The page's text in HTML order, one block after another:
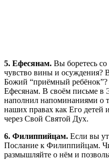
5. Ефесянам. Вы боретесь
чувство вины и осуждения?
Божий “приёмный
Ефесянам. В своём письме в
наполнил напоминаниями о
наших правах как Его детей
через Свой Святой Дух.
6. Филиппийцам. Если вы
Послание к Филиппийцам.
размышляйте о нём и